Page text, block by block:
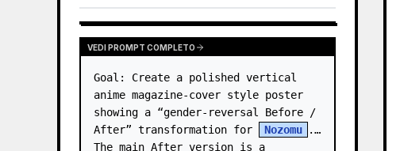
VEDI PROMPT COMPLETO
Goal: Create a polished vertical
anime magazine-cover style poster
showing a “gender-reversal Before /
After” transformation for
Nozomu
.
The main After version is a